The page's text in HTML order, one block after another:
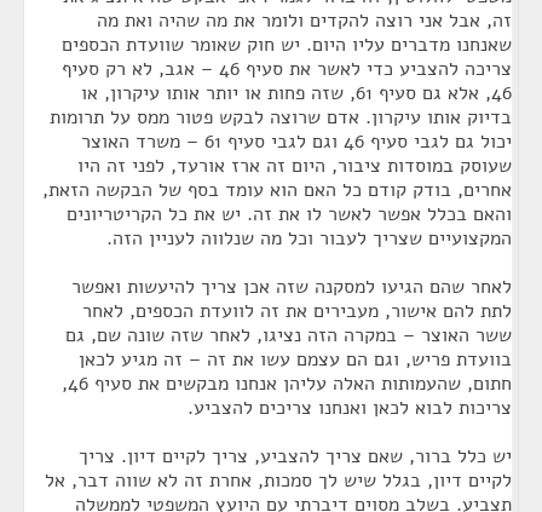
זה, אבל אני רוצה להקדים ולומר את מה שהיה ואת מה
שאנחנו מדברים עליו היום. יש חוק שאומר שוועדת הכספים
צריכה להצביע כדי לאשר את סעיף 46 – אגב, לא רק סעיף
46, אלא גם סעיף 61, שזה פחות או יותר אותו עיקרון, או
בדיוק אותו עיקרון. אדם שרוצה לבקש פטור ממס על תרומות
יכול גם לגבי סעיף 46 וגם לגבי סעיף 61 – משרד האוצר
שעוסק במוסדות ציבור, היום זה ארז אורעד, לפני זה היו
אחרים, בודק קודם כל האם הוא עומד בסף של הבקשה הזאת,
והאם בכלל אפשר לאשר לו את זה. יש את כל הקריטריונים
המקצועיים שצריך לעבור וכל מה שנלווה לעניין הזה.
לאחר שהם הגיעו למסקנה שזה אכן צריך להיעשות ואפשר
לתת להם אישור, מעבירים את זה לוועדת הכספים, לאחר
ששר האוצר – במקרה הזה נציגו, לאחר שזה שונה שם, גם
בוועדת פריש, וגם הם עצמם עשו את זה – זה מגיע לכאן
חתום, שהעמותות האלה עליהן אנחנו מבקשים את סעיף 46,
צריכות לבוא לכאן ואנחנו צריכים להצביע.
יש כלל ברור, שאם צריך להצביע, צריך לקיים דיון. צריך
לקיים דיון, בגלל שיש לך סמכות, אחרת זה לא שווה דבר, אל
תצביע. בשלב מסוים דיברתי עם היועץ המשפטי לממשלה